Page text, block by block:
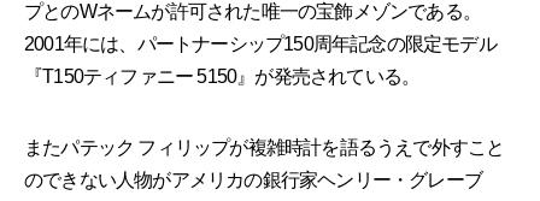
プとのWネームが許可された唯一の宝飾メゾンである。
2001年には、パートナーシップ150周年記念の限定モデル
『T150ティファニー 5150』が発売されている。
またパテック フィリップが複雑時計を語るうえで外すこと
のできない人物がアメリカの銀行家ヘンリー・グレーブ